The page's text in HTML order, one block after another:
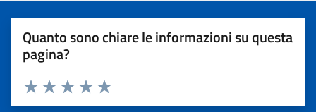
Quanto sono chiare le informazioni su questa
pagina?
Valuta 5 stelle su 5
Valuta 4 stelle su 5
Valuta 3 stelle su 5
Valuta 2 stelle su 5
Valuta 1 stelle su 5